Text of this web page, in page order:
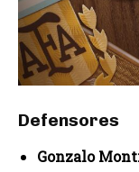
Defensores
Gonzalo